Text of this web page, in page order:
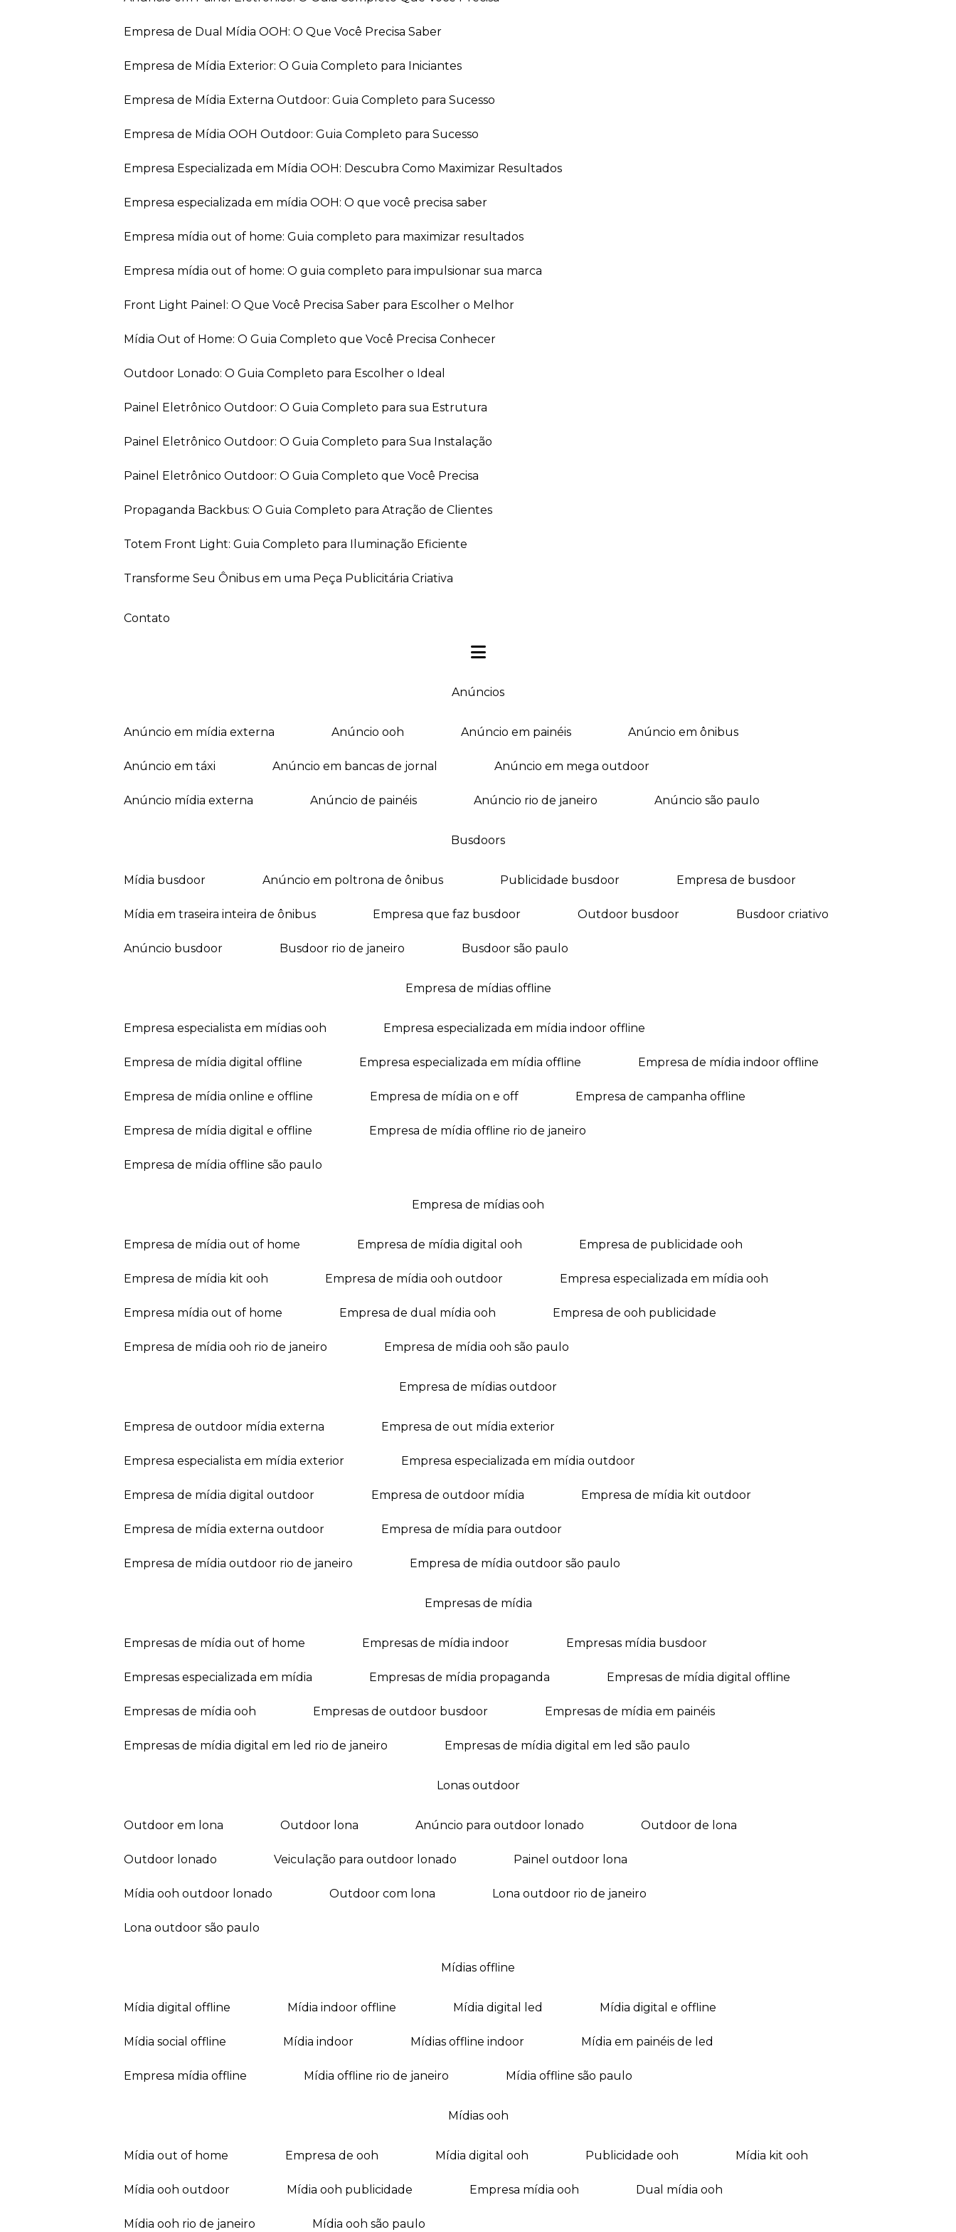
Empresa de Dual Mídia OOH: O Que Você Precisa Saber
Empresa de Mídia Exterior: O Guia Completo para Iniciantes
Empresa de Mídia Externa Outdoor: Guia Completo para Sucesso
Empresa de Mídia OOH Outdoor: Guia Completo para Sucesso
Empresa Especializada em Mídia OOH: Descubra Como Maximizar Resultados
Empresa especializada em mídia OOH: O que você precisa saber
Empresa mídia out of home: Guia completo para maximizar resultados
Empresa mídia out of home: O guia completo para impulsionar sua marca
Front Light Painel: O Que Você Precisa Saber para Escolher o Melhor
Mídia Out of Home: O Guia Completo que Você Precisa Conhecer
Outdoor Lonado: O Guia Completo para Escolher o Ideal
Painel Eletrônico Outdoor: O Guia Completo para sua Estrutura
Painel Eletrônico Outdoor: O Guia Completo para Sua Instalação
Painel Eletrônico Outdoor: O Guia Completo que Você Precisa
Propaganda Backbus: O Guia Completo para Atração de Clientes
Totem Front Light: Guia Completo para Iluminação Eficiente
Transforme Seu Ônibus em uma Peça Publicitária Criativa
Contato
anúncios
anúncio em mídia externa anúncio ooh anúncio em painéis anúncio em ônibus
anúncio em táxi anúncio em bancas de jornal anúncio em mega outdoor
anúncio mídia externa anúncio de painéis anúncio rio de janeiro anúncio são paulo
busdoors
mídia busdoor anúncio em poltrona de ônibus publicidade busdoor empresa de busdoor
mídia em traseira inteira de ônibus empresa que faz busdoor outdoor busdoor busdoor criativo
anúncio busdoor busdoor rio de janeiro busdoor são paulo
empresa de mídias offline
empresa especialista em mídias ooh empresa especializada em mídia indoor offline
empresa de mídia digital offline empresa especializada em mídia offline empresa de mídia indoor offline
empresa de mídia online e offline empresa de mídia on e off empresa de campanha offline
empresa de mídia digital e offline empresa de mídia offline rio de janeiro
empresa de mídia offline são paulo
empresa de mídias ooh
empresa de mídia out of home empresa de mídia digital ooh empresa de publicidade ooh
empresa de mídia kit ooh empresa de mídia ooh outdoor empresa especializada em mídia ooh
empresa mídia out of home empresa de dual mídia ooh empresa de ooh publicidade
empresa de mídia ooh rio de janeiro empresa de mídia ooh são paulo
empresa de mídias outdoor
empresa de outdoor mídia externa empresa de out mídia exterior
empresa especialista em mídia exterior empresa especializada em mídia outdoor
empresa de mídia digital outdoor empresa de outdoor mídia empresa de mídia kit outdoor
empresa de mídia externa outdoor empresa de mídia para outdoor
empresa de mídia outdoor rio de janeiro empresa de mídia outdoor são paulo
empresas de mídia
empresas de mídia out of home empresas de mídia indoor empresas mídia busdoor
empresas especializada em mídia empresas de mídia propaganda empresas de mídia digital offline
empresas de mídia ooh empresas de outdoor busdoor empresas de mídia em painéis
empresas de mídia digital em led rio de janeiro empresas de mídia digital em led são paulo
lonas outdoor
outdoor em lona outdoor lona anúncio para outdoor lonado outdoor de lona
outdoor lonado veiculação para outdoor lonado painel outdoor lona
mídia ooh outdoor lonado outdoor com lona lona outdoor rio de janeiro
lona outdoor são paulo
mídias offline
mídia digital offline mídia indoor offline mídia digital led mídia digital e offline
mídia social offline mídia indoor mídias offline indoor mídia em painéis de led
empresa mídia offline mídia offline rio de janeiro mídia offline são paulo
mídias ooh
mídia out of home empresa de ooh mídia digital ooh publicidade ooh mídia kit ooh
mídia ooh outdoor mídia ooh publicidade empresa mídia ooh dual mídia ooh
mídia ooh rio de janeiro mídia ooh são paulo